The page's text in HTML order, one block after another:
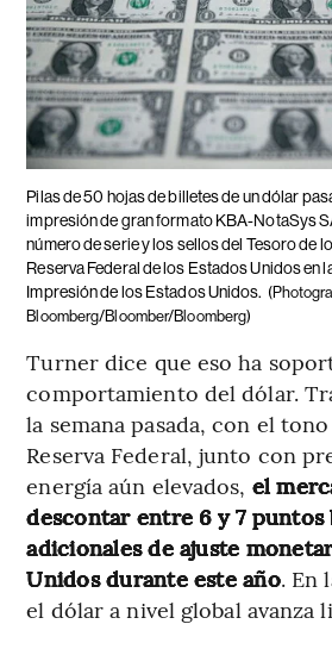
Pilas de 50 hojas de billetes de un dólar
impresión de gran formato KBA-NotaSys
número de serie y los sellos del Tesoro de
Reserva Federal de los Estados Unidos en
Impresión de los Estados Unidos.
Bloomberg/Bloomber/Bloomberg)
Turner dice que eso ha
comportamiento del dólar.
la semana pasada, con el
Reserva Federal, junto con
energía aún elevados, el
descontar entre 6 y 7 puntos
adicionales de ajuste
Unidos durante este año. En
el dólar a nivel global avanza